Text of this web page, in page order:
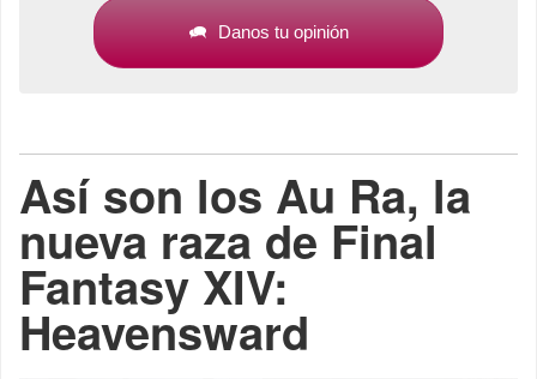
Danos tu opinión
Así son los Au Ra, la
nueva raza de Final
Fantasy XIV:
Heavensward